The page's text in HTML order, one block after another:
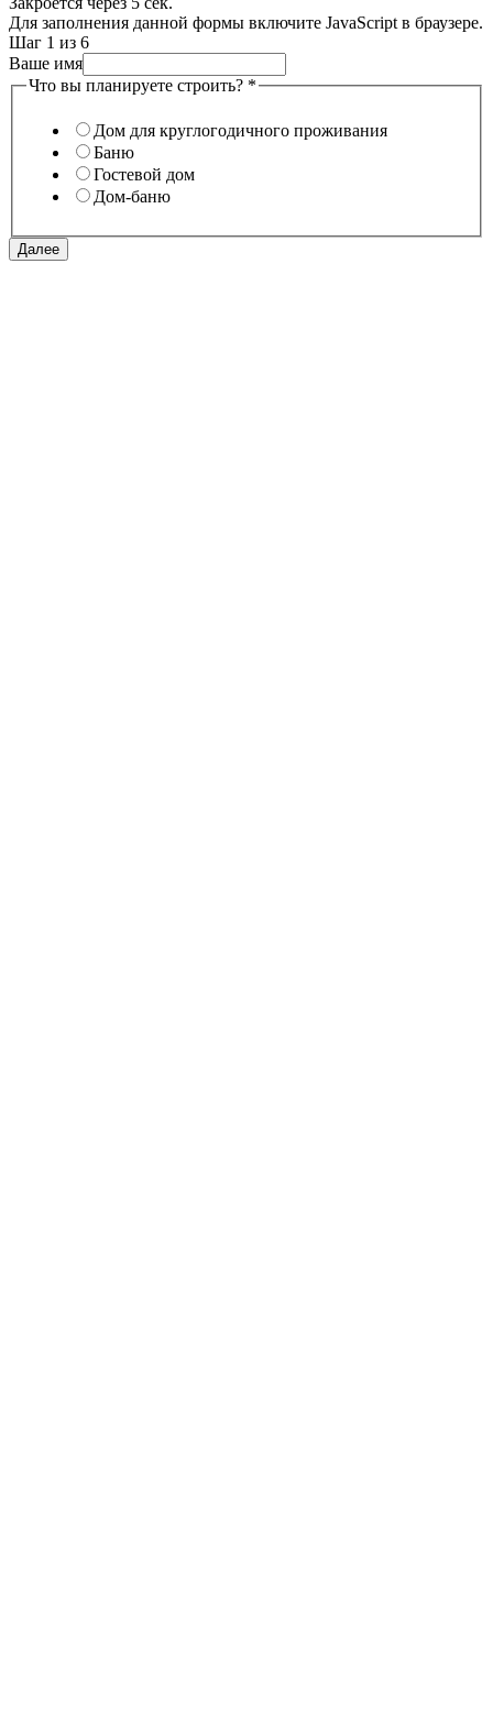
Для заполнения данной формы включите JavaScript в браузере.
Шаг 1 из 6
Ваше имя
Что вы планируете строить? *
Дом для круглогодичного проживания
Баню
Гостевой дом
Дом-баню
Далее